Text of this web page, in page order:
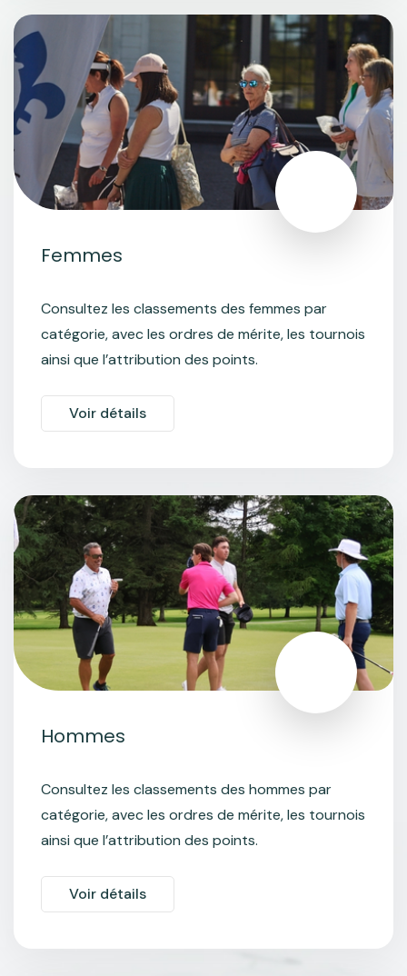
Femmes
Consultez les classements des femmes par
catégorie, avec les ordres de mérite, les tournois
ainsi que l’attribution des points.
Voir détails
Hommes
Consultez les classements des hommes par
catégorie, avec les ordres de mérite, les tournois
ainsi que l’attribution des points.
Voir détails